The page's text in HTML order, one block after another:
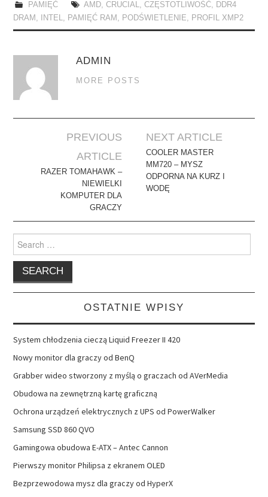
PAMIĘĆ AMD, CRUCIAL, CZĘSTOTLIWOŚĆ, DDR4
DRAM , INTEL, PAMIĘĆ RAM , PODŚWIETLENIE, PROFIL XMP2
ADMIN
MORE POSTS
navigation
PREVIOUS
ARTICLE
RAZER TOMAHAWK –
NIEWIELKI
KOMPUTER DLA
GRACZY
NEXT ARTICLE
COOLER MASTER
MM720 – MYSZ
ODPORNA NA KURZ I
WODĘ
Search
for:
OSTATNIE WPISY
System chłodzenia cieczą Liquid Freezer II 420
Nowy monitor dla graczy od BenQ
Grabber wideo stworzony z myślą o graczach od AVerMedia
Obudowa na zewnętrzną kartę graficzną
Ochrona urządzeń elektrycznych z UPS od PowerWalker
Samsung SSD 860 QVO
Gamingowa obudowa E-ATX – Antec Cannon
Pierwszy monitor Philipsa z ekranem OLED
Bezprzewodowa mysz dla graczy od HyperX